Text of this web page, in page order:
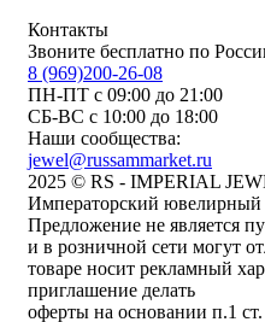
Контакты
Звоните бесплатно по
8 (969)200-26-08
ПН-ПТ с 09:00 до 21:00
СБ-ВС с 10:00 до 18:00
Наши сообщества:
jewel@russammarket.ru
2025 © RS - IMPERIAL
Императорский ювелирный
Предложение не является
и в розничной сети могут
товаре носит рекламный
приглашение делать
оферты на основании п.1